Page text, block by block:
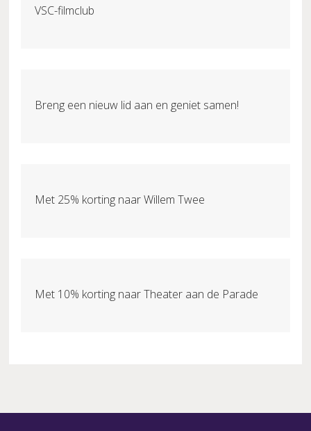
VSC-filmclub
Breng een nieuw lid aan en geniet samen!
Met 25% korting naar Willem Twee
Met 10% korting naar Theater aan de Parade